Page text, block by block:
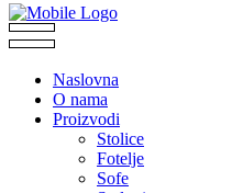
Naslovna
O nama
Proizvodi
Stolice
Fotelje
Sofe